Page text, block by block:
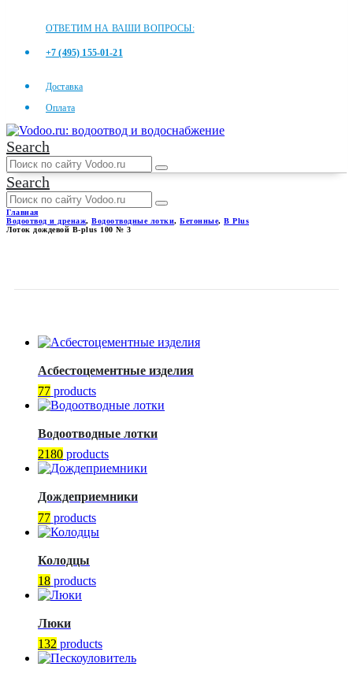
ОТВЕТИМ НА ВАШИ ВОПРОСЫ:
+7 (495) 155-01-21
Доставка
Оплата
Search
Search
Главная
Водоотвод и дренаж, Водоотводные лотки, Бетонные, B Plus
Лоток дождевой B-plus 100 № 3
Асбестоцементные изделия
77 products
Водоотводные лотки
2180 products
Дождеприемники
77 products
Колодцы
18 products
Люки
132 products